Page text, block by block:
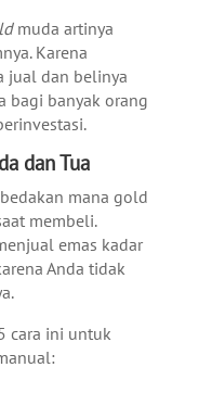
muda artinya
Karena
jual dan belinya
bagi banyak orang
dan Tua
mana gold
membeli.
emas kadar
Anda tidak
cara ini untuk